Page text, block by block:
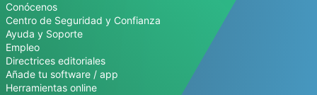
Conócenos
Centro de Seguridad y Confianza
Ayuda y Soporte
Empleo
Directrices editoriales
Añade tu software / app
Herramientas online